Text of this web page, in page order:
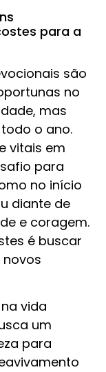
para a
são
no
mas
o ano.
vitais em
para
no início
diante de
e coragem.
é buscar
vida
um
para